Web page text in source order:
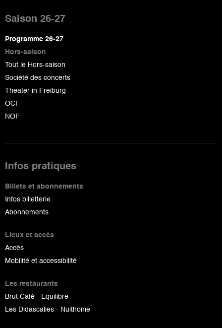
de
page
Saison 26-27
Programme 26-27
Hors-saison
Tout le Hors-saison
Société des concerts
Theater in Freiburg
OCF
NOF
Infos pratiques
Billets et abonnements
Infos billetterie
Abonnements
Lieux et accès
Accès
Mobilité et accessibilité
Les restaurants
Brut Café - Equilibre
Les Didascalies - Nuithonie